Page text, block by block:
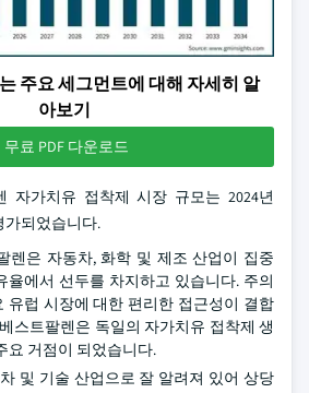
주요 세그먼트에 대해 자세히 알
아보기
무료 PDF 다운로드
자가치유 접착제 시장 규모는 2024년
가되었습니다.
렌은 자동차, 화학 및 제조 산업이 집중
율에서 선두를 차지하고 있습니다. 주의
유럽 시장에 대한 편리한 접근성이 결합
스트팔렌은 독일의 자가치유 접착제 생
요 거점이 되었습니다.
및 기술 산업으로 잘 알려져 있어 상당